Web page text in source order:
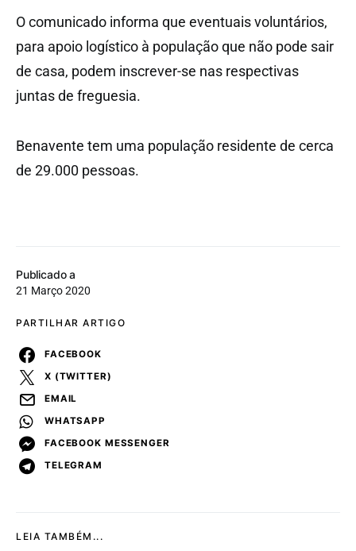
Publicado a
21 Março 2020
PARTILHAR ARTIGO
FACEBOOK
X (TWITTER)
EMAIL
WHATSAPP
FACEBOOK MESSENGER
TELEGRAM
O comunicado informa que eventuais voluntários,
para apoio logístico à população que não pode sair
de casa, podem inscrever-se nas respectivas
juntas de freguesia.
Benavente tem uma população residente de cerca
de 29.000 pessoas.
LEIA TAMBÉM...